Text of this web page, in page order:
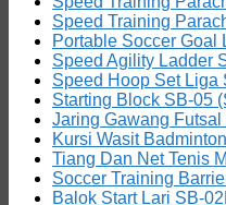
Speed Training
Portable Soccer Goal
Speed Agility Ladder
Speed Hoop Set Liga
Starting Block SB-05
Jaring Gawang Futsal
Kursi Wasit
Tiang Dan Net Tenis
Soccer Training
Balok Start Lari SB-